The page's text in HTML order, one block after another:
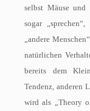
selbst Mäuse und
sogar
„andere
natürlichen
bereits dem
Tendenz, anderen
wird als „Theory